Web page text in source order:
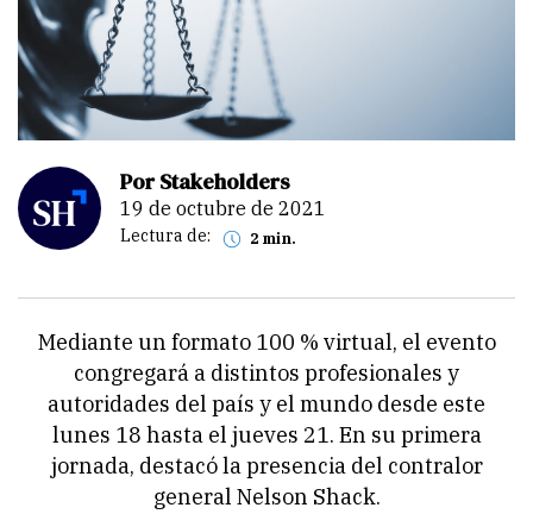
Por Stakeholders
19 de octubre de 2021
Lectura de: 2 min.
Mediante un formato 100 % virtual, el evento
congregará a distintos profesionales y
autoridades del país y el mundo desde este
lunes 18 hasta el jueves 21. En su primera
jornada, destacó la presencia del contralor
general Nelson Shack.